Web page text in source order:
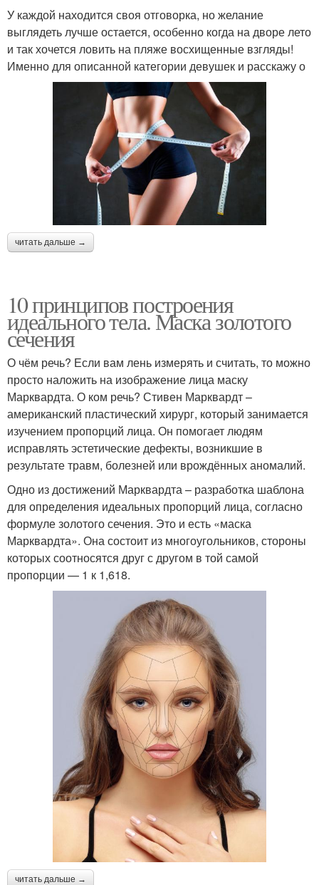
У каждой находится своя отговорка, но желание
выглядеть лучше остается, особенно когда на дворе лето
и так хочется ловить на пляже восхищенные взгляды!
Именно для описанной категории девушек и расскажу о
читать дальше →
10 принципов построения
идеального тела. Маска золотого
сечения
О чём речь? Если вам лень измерять и считать, то можно
просто наложить на изображение лица маску
Марквардта. О ком речь? Стивен Марквардт –
американский пластический хирург, который занимается
изучением пропорций лица. Он помогает людям
исправлять эстетические дефекты, возникшие в
результате травм, болезней или врождённых аномалий.
Одно из достижений Марквардта – разработка шаблона
для определения идеальных пропорций лица, согласно
формуле золотого сечения. Это и есть «маска
Марквардта». Она состоит из многоугольников, стороны
которых соотносятся друг с другом в той самой
пропорции — 1 к 1,618.
читать дальше →